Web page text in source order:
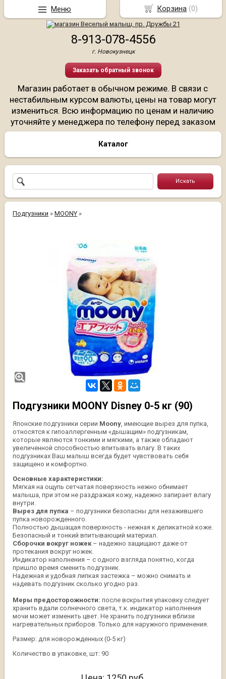
8-913-078-4556
г. Новокузнецк
Заказать обратный звонок
Магазин работает в обычном режиме. В связи с
нестабильным курсом валюты, цены на товар могут
измениться. Всю информацию по ценам и наличию
уточняйте у менеджера по телефону перед заказом
Каталог
Подгузники »MOONY »
Подгузники MOONY Disney 0-5 кг (90)
Японские подгузники серии Moony, имеющие вырез для пупка,
относятся к гипоаллергенным «дышащим» подгузникам,
которые являются тонкими и мягкими, а также обладают
увеличенной способностью впитывать влагу. В таких
подгузниках Ваш малыш всегда будет чувствовать себя
защищено и комфортно.
Основные характеристики:
Мягкая на ощупь сетчатая поверхность нежно обнимает
малыша, при этом не раздражая кожу, надежно запирает влагу
внутри.
Вырез для пупка – подгузники безопасны для незажившего
пупка новорожденного.
Полностью дышащая поверхность - нежная к деликатной коже.
Безопасный и тонкий впитывающий материал.
Сборочки вокруг ножек– надежно защищают даже от
протекания вокруг ножек.
Индикатор наполнения – с одного взгляда понятно, когда
пришло время сменить подгузник.
Надежная и удобная липкая застежка – можно снимать и
надевать подгузник сколько угодно раз.
Меры предосторожности: после вскрытия упаковку следует
хранить вдали солнечного света, т.к. индикатор наполнения
мочи может изменить цвет. Не хранить подгузники вблизи
нагревательных приборов. Только для наружного применения.
Размер: для новорожденных (0-5 кг)
Количество в упаковке, шт: 90
Корзина (0)
Меню